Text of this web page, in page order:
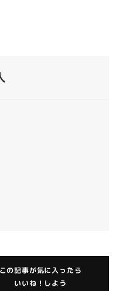
この記事が気に入ったら
いいね！しよう